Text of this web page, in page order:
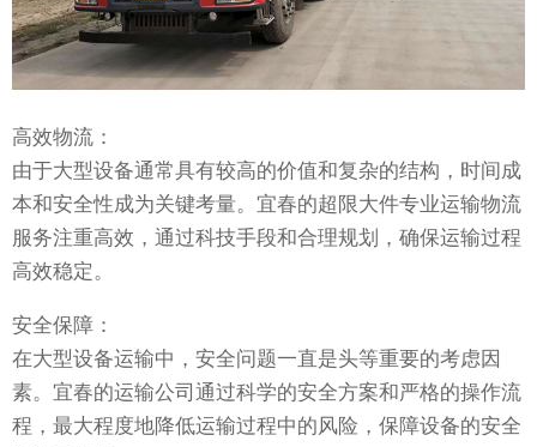
高效物流：
由于大型设备通常具有较高的价值和复杂的结构，时间成
本和安全性成为关键考量。宜春的超限大件专业运输物流
服务注重高效，通过科技手段和合理规划，确保运输过程
高效稳定。
安全保障：
在大型设备运输中，安全问题一直是头等重要的考虑因
素。宜春的运输公司通过科学的安全方案和严格的操作流
程，最大程度地降低运输过程中的风险，保障设备的安全